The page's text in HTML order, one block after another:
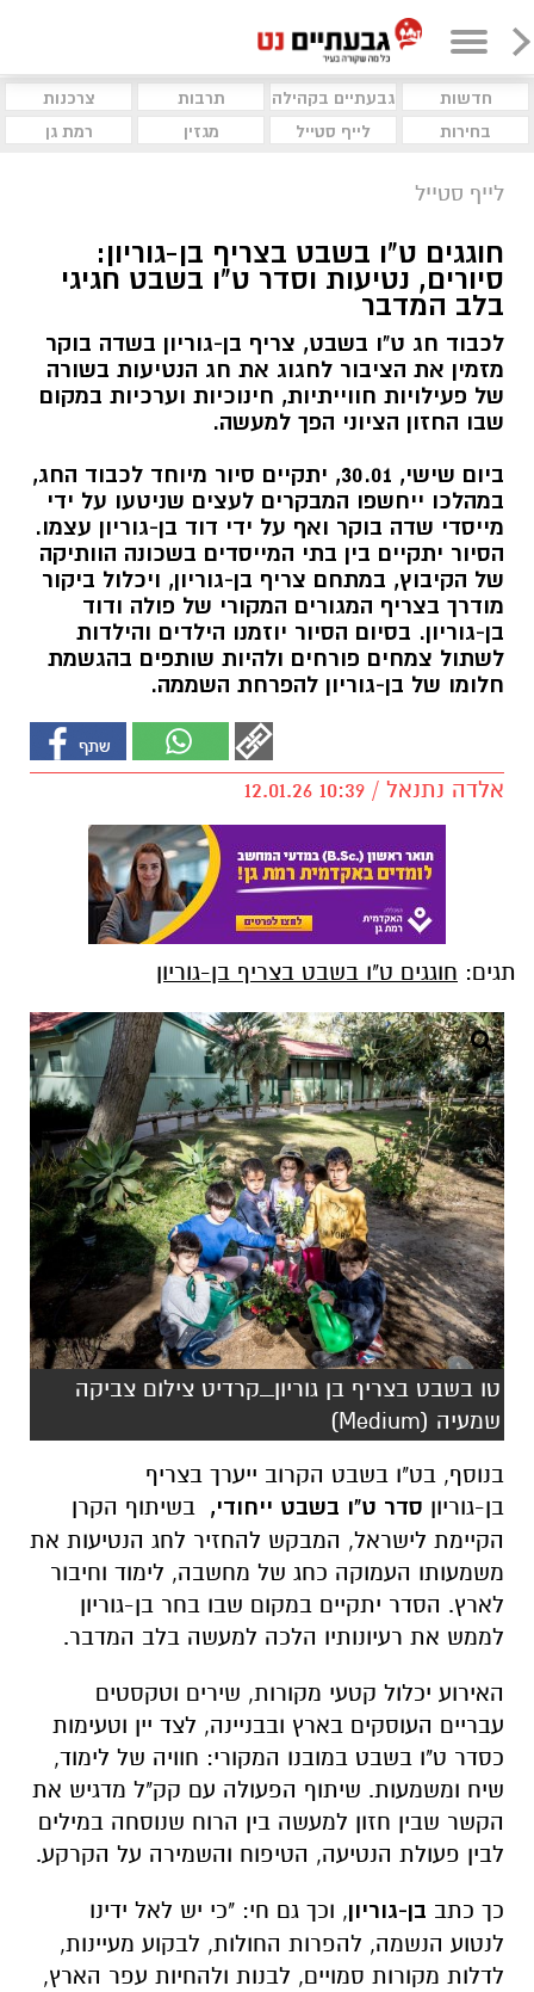
חדשות גבעתיים בקהילה תרבות
צרכנות
בחירות
לייף סטייל מגזין רמת גן
לייף סטייל
חוגגים ט"ו בשבט בצריף בן-גוריון:
סיורים, נטיעות וסדר ט"ו בשבט חגיגי
בלב המדבר
לכבוד חג ט"ו בשבט, צריף בן-גוריון בשדה בוקר
מזמין את הציבור לחגוג את חג הנטיעות בשורה
של פעילויות חווייתיות, חינוכיות וערכיות במקום
שבו החזון הציוני הפך למעשה.
ביום שישי, 30.01, יתקיים סיור מיוחד לכבוד החג,
במהלכו ייחשפו המבקרים לעצים שניטעו על ידי
מייסדי שדה בוקר ואף על ידי דוד בן-גוריון עצמו.
הסיור יתקיים בין בתי המייסדים בשכונה הוותיקה
של הקיבוץ, במתחם צריף בן-גוריון, ויכלול ביקור
מודרך בצריף המגורים המקורי של פולה ודוד
בן-גוריון. בסיום הסיור יוזמנו הילדים והילדות
לשתול צמחים פורחים ולהיות שותפים בהגשמת
חלומו של בן-גוריון להפרחת השממה.
אלדה נתנאל / 10:39 12.01.26
תגים: חוגגים ט"ו בשבט בצריף בן-גוריון
טו בשבט בצריף בן גוריון_קרדיט צילום צביקה
שמעיה (Medium)
בנוסף, בט"ו בשבט הקרוב ייערך בצריף
בן-גוריון סדר ט"ו בשבט ייחודי,
בשיתוף הקרן
הקיימת לישראל, המבקש להחזיר לחג הנטיעות את
משמעותו העמוקה כחג של מחשבה, לימוד וחיבור
לארץ. הסדר יתקיים במקום שבו בחר בן-גוריון
לממש את רעיונותיו הלכה למעשה בלב המדבר.
האירוע יכלול קטעי מקורות, שירים וטקסטים
עבריים העוסקים בארץ ובבניינה, לצד יין וטעימות
כסדר ט"ו בשבט במובנו המקורי: חוויה של לימוד,
שיח ומשמעות. שיתוף הפעולה עם קק"ל מדגיש את
הקשר שבין חזון למעשה בין הרוח שנוסחה במילים
לבין פעולת הנטיעה, הטיפוח והשמירה על הקרקע.
כך כתב בן-גוריון, וכך גם חי: "כי יש לאל ידינו
לנטוע הנשמה, להפרות החולות, לבקוע מעיינות,
לדלות מקורות סמויים, לבנות ולהחיות עפר הארץ,